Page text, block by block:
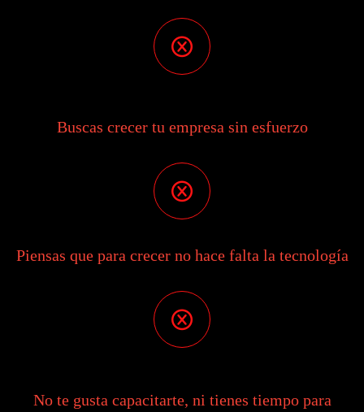
Buscas crecer tu empresa sin esfuerzo
Piensas que para crecer no hace falta la tecnología
No te gusta capacitarte, ni tienes tiempo para